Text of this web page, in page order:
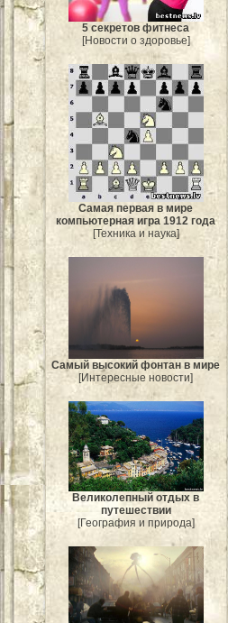
5 секретов фитнеса
[Новости о здоровье]
Самая первая в мире
компьютерная игра 1912 года
[Техника и наука]
Самый высокий фонтан в мире
[Интересные новости]
Великолепный отдых в
путешествии
[География и природа]